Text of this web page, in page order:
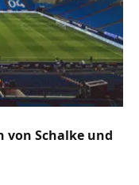
von Schalke und